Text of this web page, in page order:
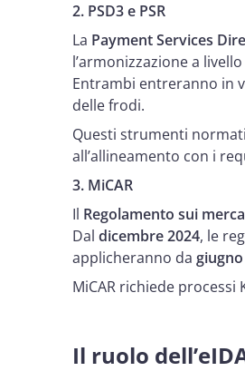
2. PSD3 e PSR
La Payment Services
l’armonizzazione a
Entrambi entreranno in
delle frodi.
Questi strumenti
all’allineamento con i
3. MiCAR
Il Regolamento sui
Dal dicembre 2024, le
applicheranno da
MiCAR richiede
Il ruolo